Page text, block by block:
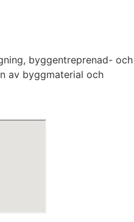
byggentreprenad- och
av byggmaterial och